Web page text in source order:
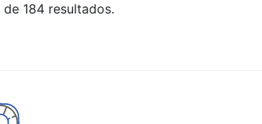
184 resultados.